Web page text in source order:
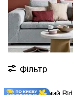
Фільтр